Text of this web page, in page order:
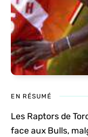
EN RÉSUMÉ
Les Raptors de
face aux Bulls,